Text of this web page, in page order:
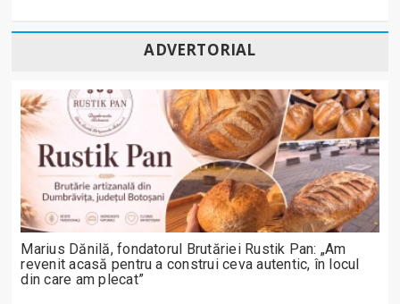
ADVERTORIAL
Marius Dănilă, fondatorul Brutăriei Rustik Pan: „Am
revenit acasă pentru a construi ceva autentic, în locul
din care am plecat”